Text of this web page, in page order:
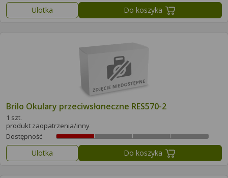
Ulotka Do koszyka
Brilo Okulary przeciwsłoneczne RES570-2
1 szt.
produkt zaopatrzenia/inny
Dostępność
Ulotka Do koszyka